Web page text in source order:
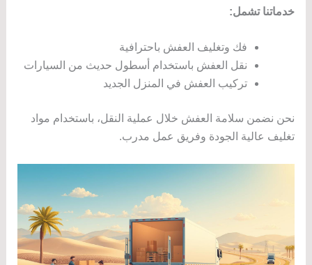
خدماتنا تشمل:
فك وتغليف العفش باحترافية
نقل العفش باستخدام أسطول حديث من السيارات
تركيب العفش في المنزل الجديد
نحن نضمن سلامة العفش خلال عملية النقل، باستخدام مواد
تغليف عالية الجودة وفريق عمل مدرب.